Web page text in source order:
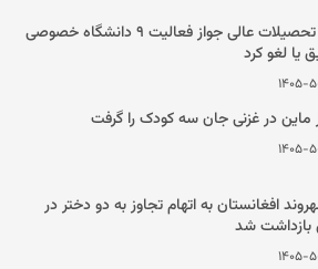
وزارت تحصیلات عالی جواز فعالیت ۹ دانشگاه خصوصی
یا لغو کرد
۵-۱۸
ماین در غزنی جان سه کودک را گرفت
۵-۱۸
افغانستان به اتهام تجاوز به دو دختر در
بازداشت شد
۵-۱۸